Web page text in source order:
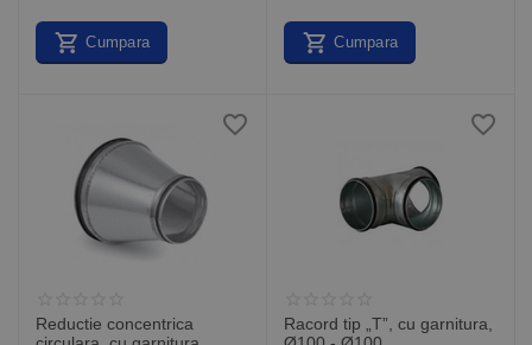
Cumpara Cumpara
Reductie concentrica
Racord tip „T”, cu garnitura,